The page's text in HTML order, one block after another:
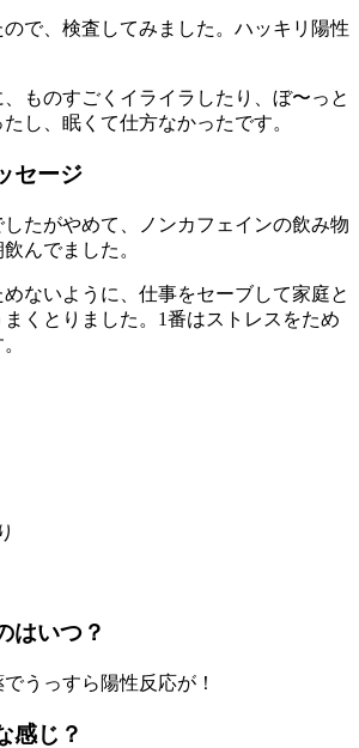
で、検査してみました。ハッキリ陽性
ものすごくイライラしたり、ぼ〜っと
し、眠くて仕方なかったです。
セージ
たがやめて、ノンカフェインの飲み物
んでました。
ないように、仕事をセーブして家庭と
くとりました。1番はストレスをため
はいつ？
うっすら陽性反応が！
感じ？